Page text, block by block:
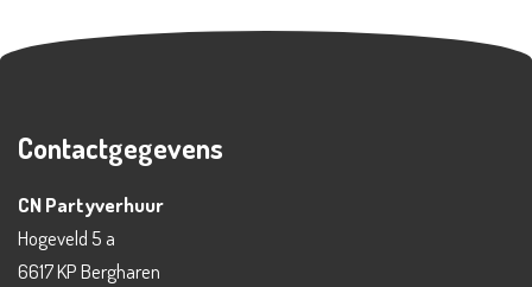
Contactgegevens
CN Partyverhuur
Hogeveld 5 a
6617 KP Bergharen